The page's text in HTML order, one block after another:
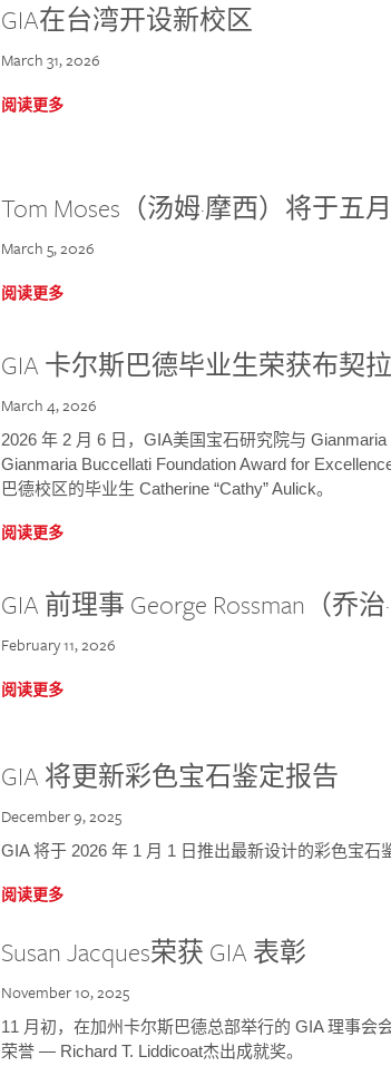
GIA在台湾开设新校区
March 31, 2026
阅读更多
Tom Moses（汤姆·摩西）将于五
March 5, 2026
阅读更多
GIA 卡尔斯巴德毕业生荣获布契
March 4, 2026
2026 年 2 月 6 日，GIA美国宝石研究院与
Gianmaria Buccellati Foundation Award for
巴德校区的毕业生 Catherine “Cathy” Aulick。
阅读更多
GIA 前理事 George Rossman（乔
February 11, 2026
阅读更多
GIA 将更新彩色宝石鉴定报告
December 9, 2025
GIA 将于 2026 年 1 月 1 日推出最新设计的彩色宝石
阅读更多
Susan Jacques荣获 GIA 表彰
November 10, 2025
11 月初，在加州卡尔斯巴德总部举行的 GIA 理事会
荣誉 — Richard T. Liddicoat杰出成就奖。